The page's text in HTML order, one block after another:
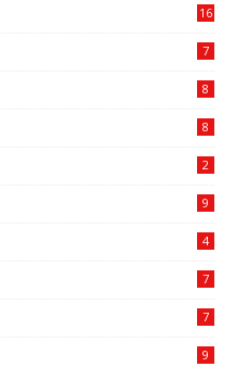
16
7
8
8
2
9
4
7
7
9